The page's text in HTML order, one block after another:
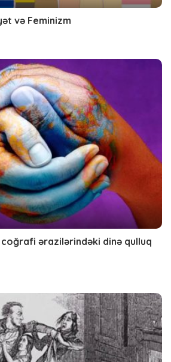
və Feminizm
ərazilərindəki dinə qulluq